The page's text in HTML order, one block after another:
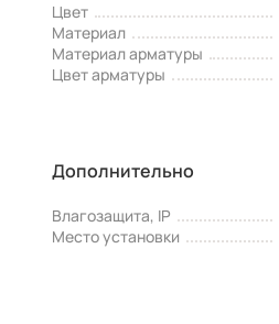
Цвет
Материал
Материал арматуры
Цвет арматуры
Дополнительно
Влагозащита, IP
Место установки